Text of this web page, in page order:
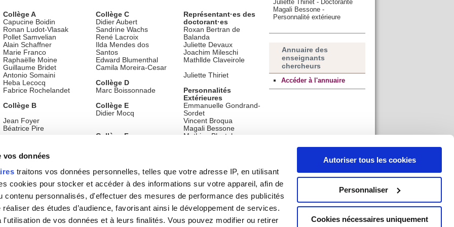
vos données
traitons vos données personnelles, telles que votre adresse IP, en utilisant
cookies pour stocker et accéder à des informations sur votre appareil, afin de
contenu personnalisés, d'effectuer des mesures de performance des publicités
des études d’audience, favorisant ainsi le développement de services.
de vos données et à leurs finalités. Vous pouvez modifier ou retirer
Autoriser tous les cookies
Personnaliser
Cookies nécessaires uniquement
Collège A
Capucine Boidin
Ronan Ludot-Vlasak
Pollet Samvelian
Alain Schaffner
Marie Franco
Raphaëlle Moine
Guillaume Bridet
Antonio Somaini
Heba Lecocq
Fabrice Rochelandet
Collège B
Jean Foyer
Béatrice Pire
Collège C
Didier Aubert
Sandrine Wachs
René Lacroix
Ilda Mendes dos
Santos
Edward Blumenthal
Camila Moreira-Cesar
Collège D
Marc Boissonnade
Collège E
Didier Mocq
Collège F
Représentant·es des
doctorant·es
Roxan Bertran de
Balanda
Juliette Devaux
Joachim Mileschi
Mathllde Claveirole
Juliette Thiriet
Personnalités
Extérieures
Emmanuelle Gondrand-
Sordet
Vincent Broqua
Magali Bessone
Mathieu Blestel
Marjolaine Simon
Emeline Julliard
Kamila Bouchemal
Ewa Rakowska
Eléonore Laly
Patrice Roland
Marc Scherrer
Juliette Thiriet - Doctorante
Magali Bessone -
Personnalité extérieure
Annuaire des
enseignants
chercheurs
Accéder à l'annuaire